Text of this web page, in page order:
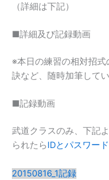
（詳細は下記）
■詳細及び記録動画
※本日の練習の相対招
訣など、随時加筆してい
■記録動画
武道クラスのみ、下記
られたらIDとパスワード
20150816_1記録